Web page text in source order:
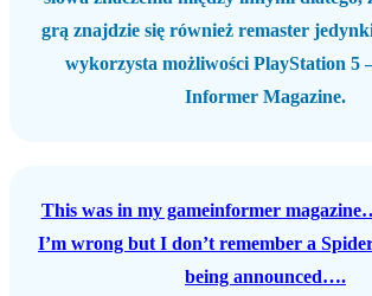
grą znajdzie się również remaster
wykorzysta możliwości PlayStation 5 –
Informer Magazine.
This was in my gameinformer
I’m wrong but I don’t remember a
being announced….